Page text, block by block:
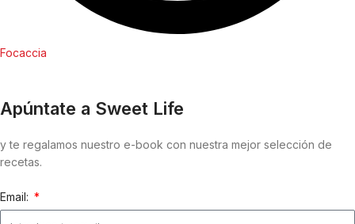
Focaccia
Apúntate a Sweet Life
y te regalamos nuestro e-book con nuestra mejor selección de
recetas.
Email: